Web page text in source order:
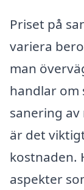
Priset på
variera
man
handlar om
sanering
är det
kostnaden.
aspekter